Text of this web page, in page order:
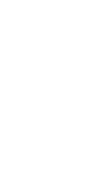
ESTE